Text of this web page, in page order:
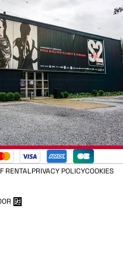
RENTALPRIVACY POLICYCOOKIES